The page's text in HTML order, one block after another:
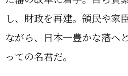
し、財政を再建。領民や家
ながら、日本一豊かな藩へ
っての名君だ。